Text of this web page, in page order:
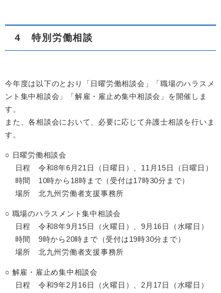
4 特別労働相談
今年度は以下のとおり「日曜労働相談会」「職場のハラスメ
ント集中相談会」「解雇・雇止め集中相談会」を開催しま
す。
また、各相談会において、必要に応じて弁護士相談を行いま
す。
○ 日曜労働相談会
日程 令和8年6月21日（日曜日）、11月15日（日曜日）
時間 10時から18時まで（受付は17時30分まで）
場所 北九州労働者支援事務所
○ 職場のハラスメント集中相談会
日程 令和8年9月15日（火曜日）、9月16日（水曜日）
時間 9時から20時まで（受付は19時30分まで）
場所 北九州労働者支援事務所
○ 解雇・雇止め集中相談会
日程 令和9年2月16日（火曜日）、2月17日（水曜日）